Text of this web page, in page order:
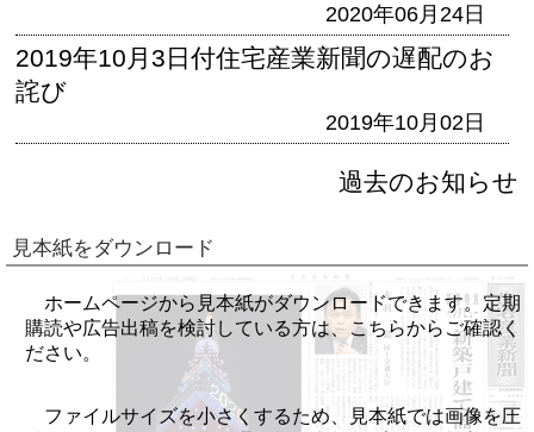
2020年06月24日
2019年10月3日付住宅産業新聞の遅配のお
詫び
2019年10月02日
過去のお知らせ
見本紙をダウンロード
ホームページから見本紙がダウンロードできます。定期
購読や広告出稿を検討している方は、こちらからご確認く
ださい。
ファイルサイズを小さくするため、見本紙では画像を圧